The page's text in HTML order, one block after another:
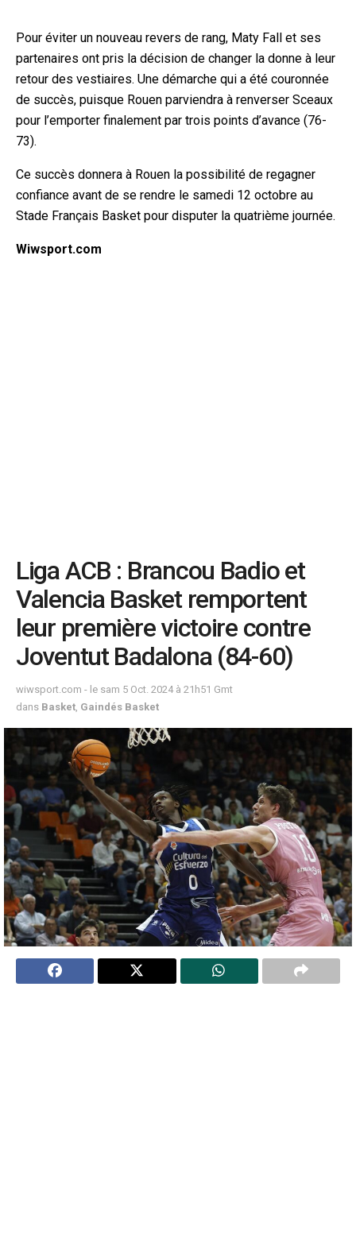
Pour éviter un nouveau revers de rang, Maty Fall et ses
partenaires ont pris la décision de changer la donne à leur
retour des vestiaires. Une démarche qui a été couronnée
de succès, puisque Rouen parviendra à renverser Sceaux
pour l’emporter finalement par trois points d’avance (76-
73).
Ce succès donnera à Rouen la possibilité de regagner
confiance avant de se rendre le samedi 12 octobre au
Stade Français Basket pour disputer la quatrième journée.
Wiwsport.com
Liga ACB : Brancou Badio et
Valencia Basket remportent
leur première victoire contre
Joventut Badalona (84-60)
wiwsport.com - le sam 5 Oct. 2024 à 21h51 Gmt
dans Basket Gaindés Basket